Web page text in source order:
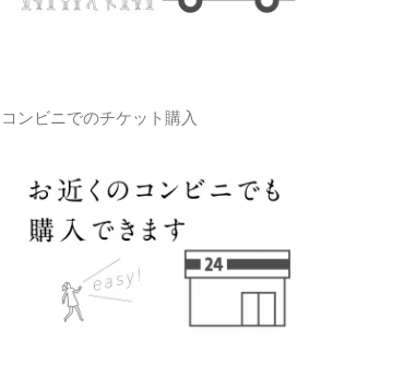
コンビニでのチケット購入